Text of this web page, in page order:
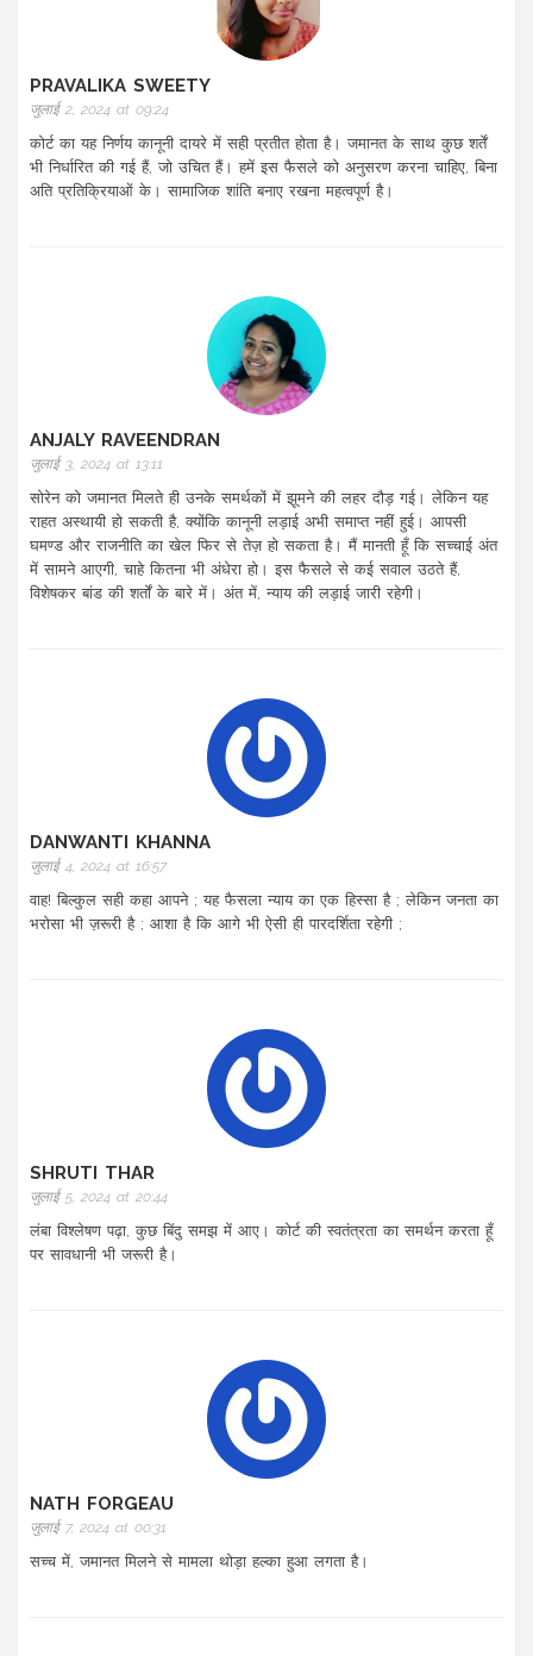
PRAVALIKA SWEETY
जुलाई 2, 2024 at 09:24
कोर्ट का यह निर्णय कानूनी दायरे में सही प्रतीत होता है। जमानत के साथ कुछ शर्तें
भी निर्धारित की गई हैं, जो उचित हैं। हमें इस फैसले को अनुसरण करना चाहिए, बिना
अति प्रतिक्रियाओं के। सामाजिक शांति बनाए रखना महत्वपूर्ण है।
ANJALY RAVEENDRAN
जुलाई 3, 2024 at 13:11
सोरेन को जमानत मिलते ही उनके समर्थकों में झूमने की लहर दौड़ गई। लेकिन यह
राहत अस्थायी हो सकती है, क्योंकि कानूनी लड़ाई अभी समाप्त नहीं हुई। आपसी
घमण्ड और राजनीति का खेल फिर से तेज़ हो सकता है। मैं मानती हूँ कि सच्चाई अंत
में सामने आएगी, चाहे कितना भी अंधेरा हो। इस फैसले से कई सवाल उठते हैं,
विशेषकर बांड की शर्तों के बारे में। अंत में, न्याय की लड़ाई जारी रहेगी।
DANWANTI KHANNA
जुलाई 4, 2024 at 16:57
वाह! बिल्कुल सही कहा आपने ; यह फैसला न्याय का एक हिस्सा है ; लेकिन जनता का
भरोसा भी ज़रूरी है ; आशा है कि आगे भी ऐसी ही पारदर्शिता रहेगी ;
SHRUTI THAR
जुलाई 5, 2024 at 20:44
लंबा विश्लेषण पढ़ा, कुछ बिंदु समझ में आए। कोर्ट की स्वतंत्रता का समर्थन करता हूँ
पर सावधानी भी जरूरी है।
NATH FORGEAU
जुलाई 7, 2024 at 00:31
सच्च में, जमानत मिलने से मामला थोड़ा हल्का हुआ लगता है।